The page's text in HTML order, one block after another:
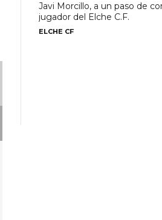
Javi Morcillo, a un paso de
jugador del Elche C.F.
ELCHE CF